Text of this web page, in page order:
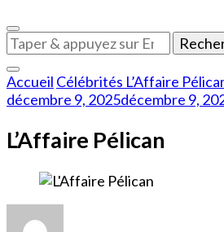
Vous
recherchiez
quelque
chose
?
Accueil Célébrités L’Affaire
décembre 9, 2025décembre 9,
L’Affaire Pélican